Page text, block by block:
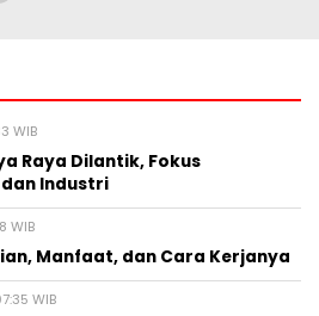
WIB
Raya Dilantik, Fokus
Industri
WIB
Manfaat, dan Cara Kerjanya
WIB